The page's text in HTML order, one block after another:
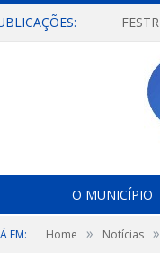
O MUNICÍPIO
EM: Home » Notícias »